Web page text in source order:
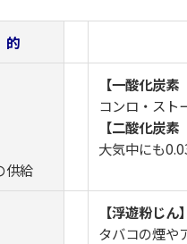
供給
【一酸化炭素
コンロ・スト
【二酸化炭素
大気中にも
【浮遊粉じん】
タバコの煙や